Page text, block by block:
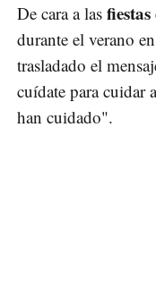
De cara a las
durante el verano
trasladado el
cuídate para cuidar
han cuidado".